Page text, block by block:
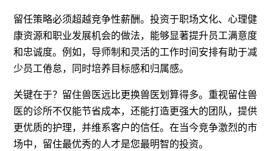
留任策略必须超越竞争性薪酬。投资于职场文化、心理健
康资源和职业发展机会的做法，能够显著提升员工满意度
和忠诚度。例如，导师制和灵活的工作时间安排有助于减
少员工倦怠，同时培养目标感和归属感。
关键在于？留住兽医远比更换兽医划算得多。重视留住兽
医的诊所不仅能节省成本，还能打造更强大的团队，提供
更优质的护理，并维系客户的信任。在当今竞争激烈的市
场中，留住最优秀的人才是您最明智的投资。